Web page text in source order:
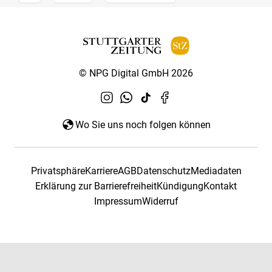
© NPG Digital GmbH 2026
Wo Sie uns noch folgen können
PrivatsphäreKarriereAGBDatenschutzMediadaten
Erklärung zur BarrierefreiheitKündigungKontakt
ImpressumWiderruf